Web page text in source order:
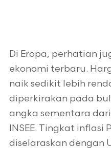
Di Eropa, perhatian
ekonomi terbaru.
naik sedikit lebih
diperkirakan pada
angka sementara
INSEE. Tingkat inflasi
diselaraskan dengan